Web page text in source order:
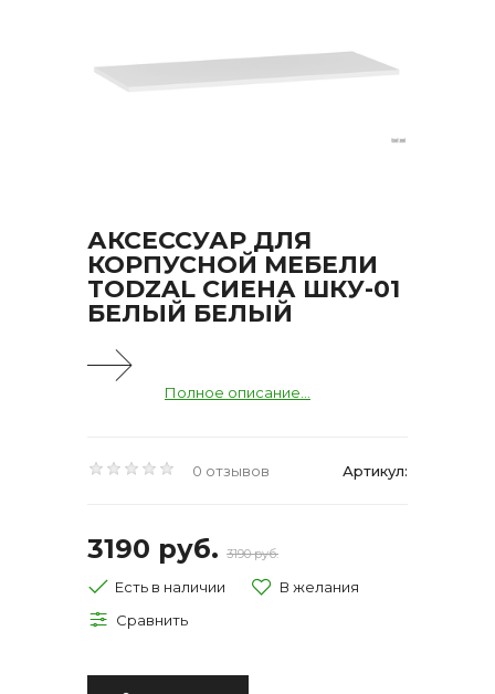
АКСЕССУАР ДЛЯ
КОРПУСНОЙ МЕБЕЛИ
TODZAL СИЕНА ШКУ-01
БЕЛЫЙ БЕЛЫЙ
Полное описание...
0 отзывов Артикул:
3190 руб. 3190 руб.
Есть в наличии